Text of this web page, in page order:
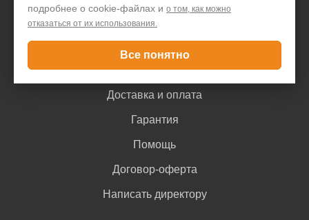
подробнее о cookie-файлах и о том, как можно
отказаться от их использования.
Все понятно
Контакты
Покупателю
Доставка и оплата
Гарантия
Помощь
Договор-оферта
Написать директору